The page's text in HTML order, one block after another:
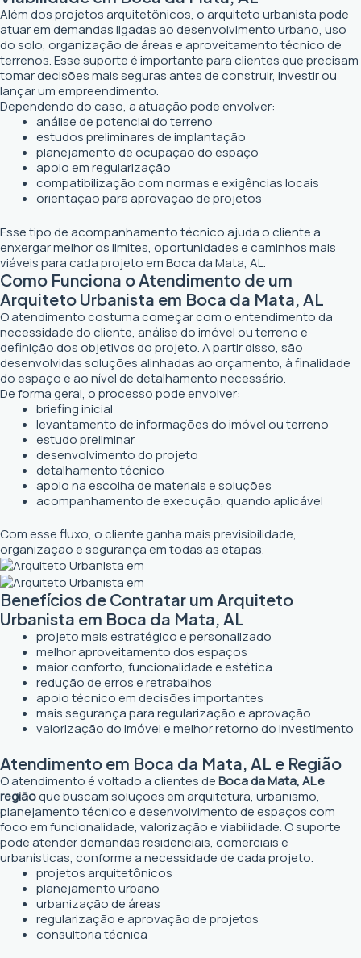
Além dos projetos arquitetônicos, o arquiteto urbanista pode
atuar em demandas ligadas ao desenvolvimento urbano, uso
do solo, organização de áreas e aproveitamento técnico de
terrenos. Esse suporte é importante para clientes que precisam
tomar decisões mais seguras antes de construir, investir ou
lançar um empreendimento.
Dependendo do caso, a atuação pode envolver:
análise de potencial do terreno
estudos preliminares de implantação
planejamento de ocupação do espaço
apoio em regularização
compatibilização com normas e exigências locais
orientação para aprovação de projetos
Esse tipo de acompanhamento técnico ajuda o cliente a
enxergar melhor os limites, oportunidades e caminhos mais
viáveis para cada projeto em Boca da Mata, AL.
Como Funciona o Atendimento de um
Arquiteto Urbanista em Boca da Mata, AL
O atendimento costuma começar com o entendimento da
necessidade do cliente, análise do imóvel ou terreno e
definição dos objetivos do projeto. A partir disso, são
desenvolvidas soluções alinhadas ao orçamento, à finalidade
do espaço e ao nível de detalhamento necessário.
De forma geral, o processo pode envolver:
briefing inicial
levantamento de informações do imóvel ou terreno
estudo preliminar
desenvolvimento do projeto
detalhamento técnico
apoio na escolha de materiais e soluções
acompanhamento de execução, quando aplicável
Com esse fluxo, o cliente ganha mais previsibilidade,
organização e segurança em todas as etapas.
Benefícios de Contratar um Arquiteto
Urbanista em Boca da Mata, AL
projeto mais estratégico e personalizado
melhor aproveitamento dos espaços
maior conforto, funcionalidade e estética
redução de erros e retrabalhos
apoio técnico em decisões importantes
mais segurança para regularização e aprovação
valorização do imóvel e melhor retorno do investimento
Atendimento em Boca da Mata, AL e Região
O atendimento é voltado a clientes deBoca da Mata, AL e
regiãoque buscam soluções em arquitetura, urbanismo,
planejamento técnico e desenvolvimento de espaços com
foco em funcionalidade, valorização e viabilidade. O suporte
pode atender demandas residenciais, comerciais e
urbanísticas, conforme a necessidade de cada projeto.
projetos arquitetônicos
planejamento urbano
urbanização de áreas
regularização e aprovação de projetos
consultoria técnica